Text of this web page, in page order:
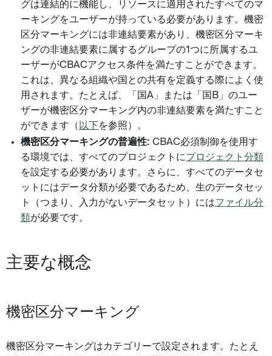
グは連結的に機能し、リソースに適用されたすべてのマ
ーキングをユーザーが持っている必要があります。機密
区分マーキングには非連結要素があり、機密区分マーキ
ングの非連結要素に属するグループの1つに所属するユ
ーザーがCBACアクセス条件を満たすことができます。
これは、異なる組織や国との共有を定義する際によく使
用されます。たとえば、「国A」または「国B」のユー
ザーが機密区分マーキング内の非連結要素を満たすこと
ができます（ 以下 を参照）。
機密区分マーキングの普遍性: CBAC必須制御を使用す
る環境では、すべてのプロジェクトにプロジェクト分類
を設定する必要があります。さらに、すべてのデータセ
ットにはデータ分類が必要であるため、生のデータセッ
ト（つまり、入力がないデータセット）にはファイル分
類が必要です。
主要な概念
機密区分マーキング
機密区分マーキングはカテゴリーで設定されます。たとえ